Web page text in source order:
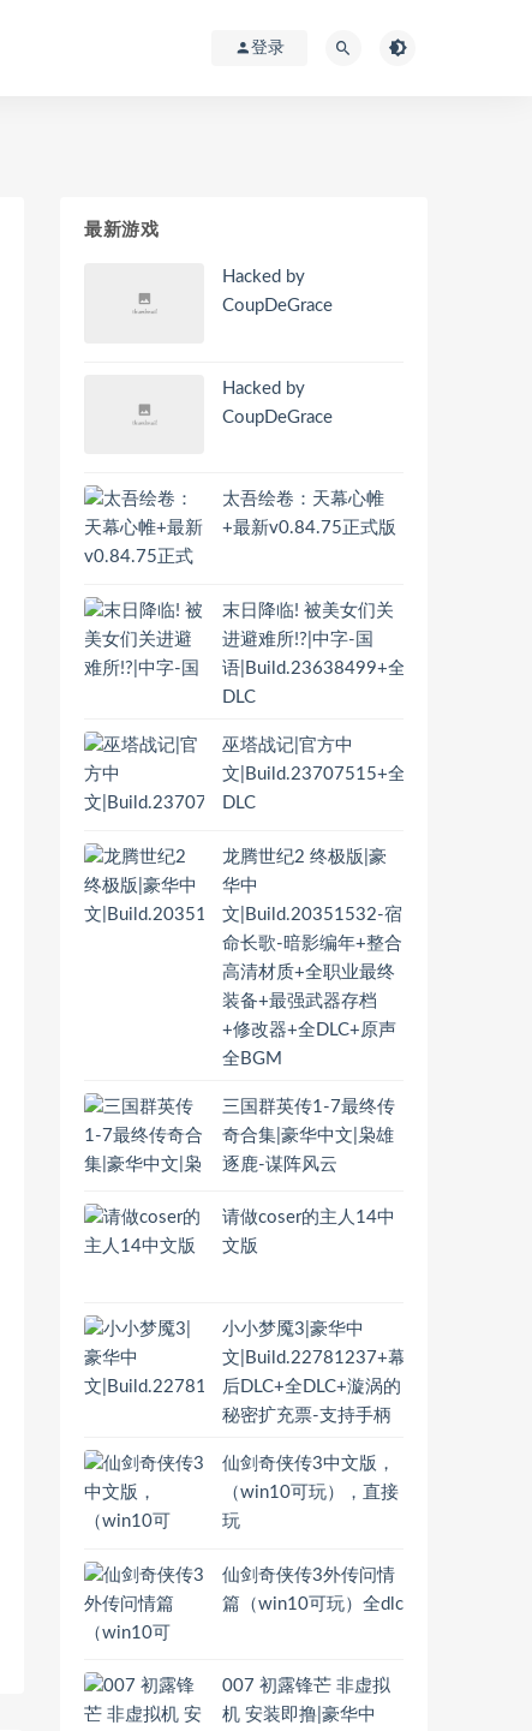
登录
最新游戏
Hacked by
CoupDeGrace
Hacked by
CoupDeGrace
太吾绘卷：天幕心帷
+最新v0.84.75正式版
末日降临! 被美女们关
进避难所!?|中字-国
语|Build.23638499+全
DLC
巫塔战记|官方中
文|Build.23707515+全
DLC
龙腾世纪2 终极版|豪
华中
文|Build.20351532-宿
命长歌-暗影编年+整合
高清材质+全职业最终
装备+最强武器存档
+修改器+全DLC+原声
全BGM
三国群英传1-7最终传
奇合集|豪华中文|枭雄
逐鹿-谋阵风云
请做coser的主人14中
文版
小小梦魇3|豪华中
文|Build.22781237+幕
后DLC+全DLC+漩涡的
秘密扩充票-支持手柄
仙剑奇侠传3中文版，
（win10可玩），直接
玩
仙剑奇侠传3外传问情
篇（win10可玩）全dlc
007 初露锋芒 非虚拟
机 安装即撸|豪华中